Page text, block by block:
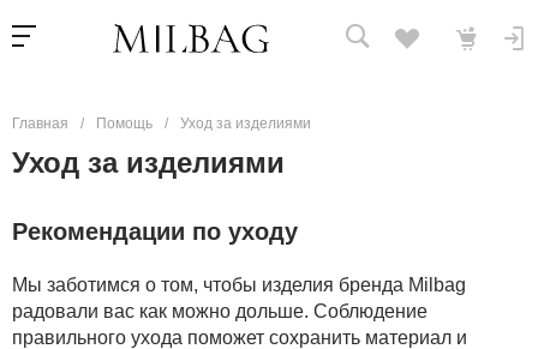
Главная / Помощь / Уход за изделиями
Уход за изделиями
Рекомендации по уходу
Мы заботимся о том, чтобы изделия бренда Milbag
радовали вас как можно дольше. Соблюдение
правильного ухода поможет сохранить материал и